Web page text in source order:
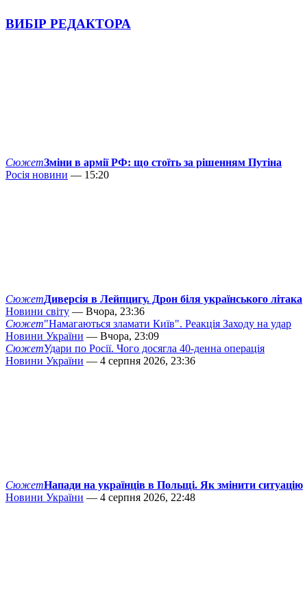
ВИБІР РЕДАКТОРА
СюжетЗміни в армії РФ: що стоїть за рішенням Путіна
Росія новини — 15:20
СюжетДиверсія в Лейпцигу. Дрон біля українського літака
Новини світу — Вчора, 23:36
Сюжет"Намагаються зламати Київ". Реакція Заходу на удар
Новини України — Вчора, 23:09
СюжетУдари по Росії. Чого досягла 40-денна операція
Новини України — 4 серпня 2026, 23:36
СюжетНапади на українців в Польщі. Як змінити ситуацію
Новини України — 4 серпня 2026, 22:48